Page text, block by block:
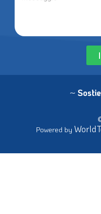
~
Powered by